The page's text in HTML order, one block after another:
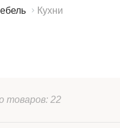
Кухни
товаров:22